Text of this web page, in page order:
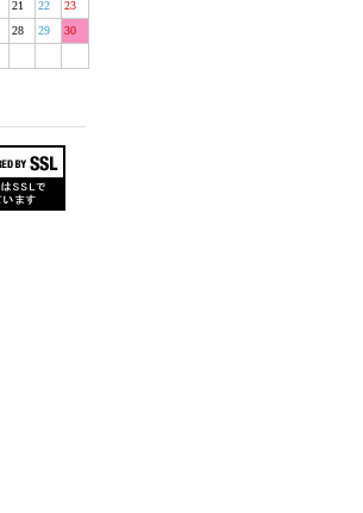
21 22
23
28 29
30